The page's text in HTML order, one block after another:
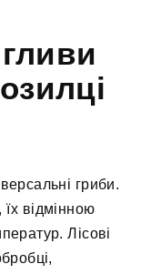
гриби.
відмінною
Лісові